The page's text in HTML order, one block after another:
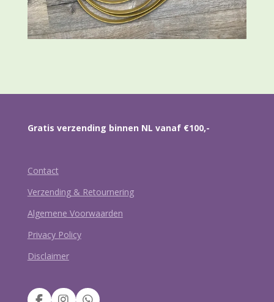
Gratis verzending binnen NL vanaf €100,-
Contact
Verzending & Retournering
Algemene Voorwaarden
Privacy Policy
Disclaimer